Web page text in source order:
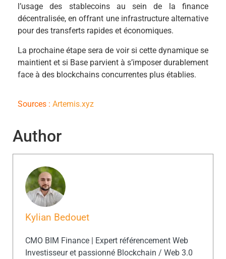
l’usage des stablecoins au sein de la finance
décentralisée, en offrant une infrastructure alternative
pour des transferts rapides et économiques.
La prochaine étape sera de voir si cette dynamique se
maintient et si Base parvient à s’imposer durablement
face à des blockchains concurrentes plus établies.
Sources : Artemis.xyz
Author
Kylian Bedouet
CMO BIM Finance | Expert référencement Web
Investisseur et passionné Blockchain / Web 3.0